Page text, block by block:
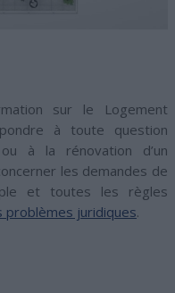
sur le Logement
à toute question
à la rénovation d’un
les demandes de
et toutes les règles
problèmes juridiques.